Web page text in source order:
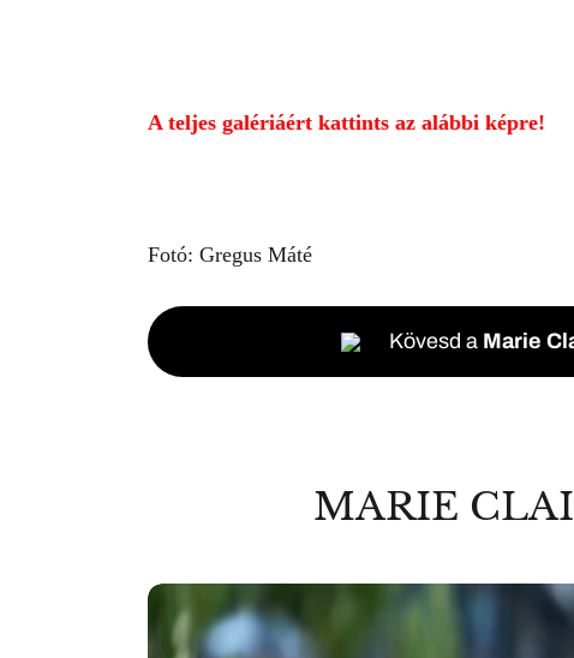
A teljes galériáért kattints az alábbi képre!
Fotó: Gregus Máté
Kövesd a Marie
MARIE